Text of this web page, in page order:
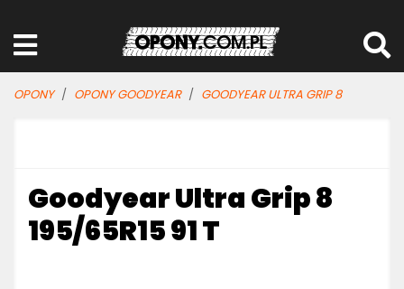
OPONY OPONY GOODYEAR GOODYEAR ULTRA GRIP 8
Goodyear Ultra Grip 8
195/65R15 91 T